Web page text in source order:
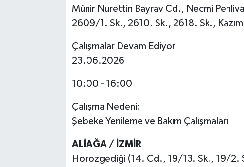
Münir Nurettin Bayrav Cd., Necmi
2609/1. Sk., 2610. Sk., 2618. Sk.,
Çalışmalar Devam Ediyor
23.06.2026
10:00 - 16:00
Çalışma Nedeni:
Şebeke Yenileme ve Bakım Çalışmaları
ALİAĞA / İZMİR
Horozgediği (14. Cd., 19/13. Sk., 19/2.